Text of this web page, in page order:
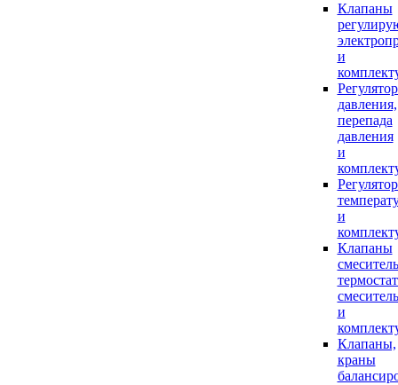
Клапаны
и
давления,
перепада
давления
и
и
Клапаны
и
Клапаны,
краны